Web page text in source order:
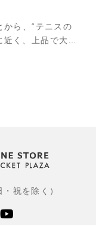
ら、“テニスの
く、上品で大人
まで変わること
祝を除く）